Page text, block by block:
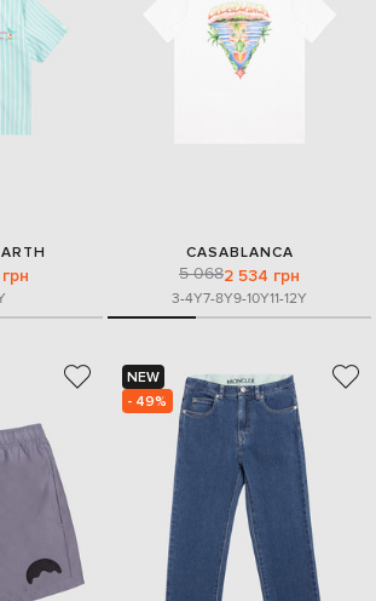
CASABLANCA
5 0682 534 грн
3-4Y7-8Y9-10Y11-12Y
NEW
- 49%